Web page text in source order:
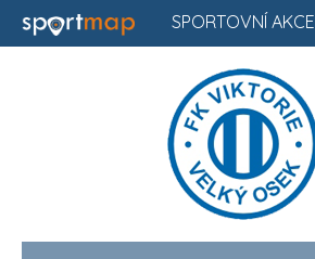
SPORTOVNÍ AKCE